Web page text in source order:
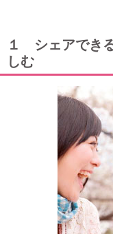
１ シェアでき
しむ